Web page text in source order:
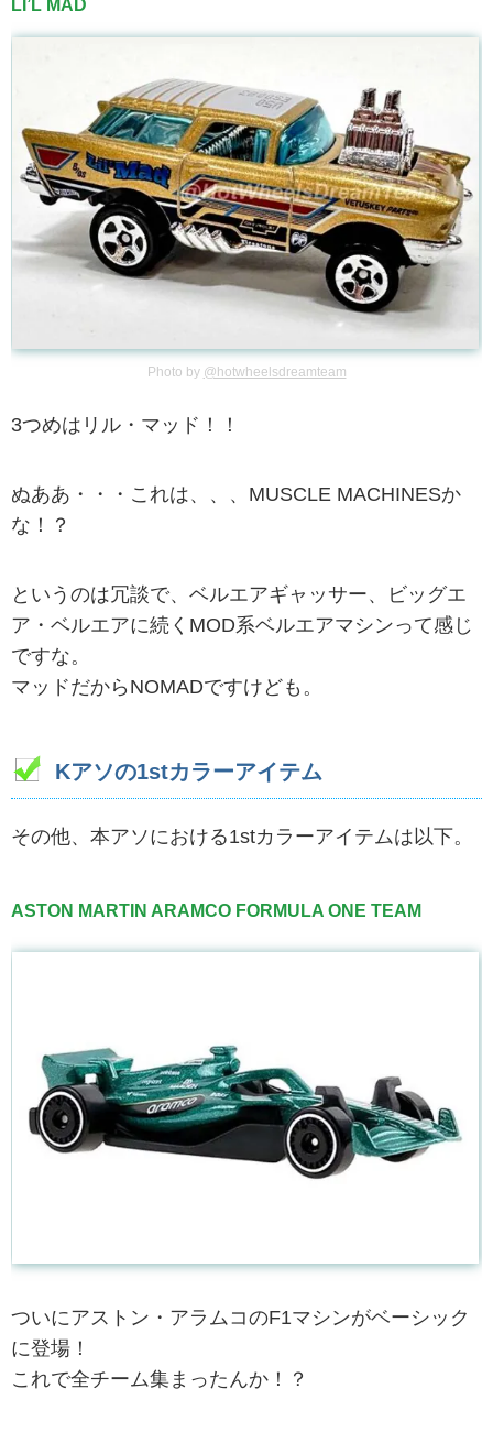
LI’L MAD
Photo by @hotwheelsdreamteam
3つめはリル・マッド！！
ぬああ・・・これは、、、MUSCLE MACHINESか
な！？
というのは冗談で、ベルエアギャッサー、ビッグエ
ア・ベルエアに続くMOD系ベルエアマシンって感じ
ですな。
マッドだからNOMADですけども。
Kアソの1stカラーアイテム
その他、本アソにおける1stカラーアイテムは以下。
ASTON MARTIN ARAMCO FORMULA ONE TEAM
ついにアストン・アラムコのF1マシンがベーシック
に登場！
これで全チーム集まったんか！？